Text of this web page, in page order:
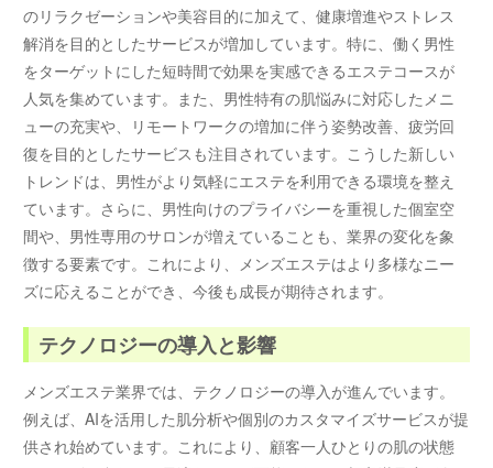
のリラクゼーションや美容目的に加えて、健康増進やストレス
解消を目的としたサービスが増加しています。特に、働く男性
をターゲットにした短時間で効果を実感できるエステコースが
人気を集めています。また、男性特有の肌悩みに対応したメニ
ューの充実や、リモートワークの増加に伴う姿勢改善、疲労回
復を目的としたサービスも注目されています。こうした新しい
トレンドは、男性がより気軽にエステを利用できる環境を整え
ています。さらに、男性向けのプライバシーを重視した個室空
間や、男性専用のサロンが増えていることも、業界の変化を象
徴する要素です。これにより、メンズエステはより多様なニー
ズに応えることができ、今後も成長が期待されます。
テクノロジーの導入と影響
メンズエステ業界では、テクノロジーの導入が進んでいます。
例えば、AIを活用した肌分析や個別のカスタマイズサービスが提
供され始めています。これにより、顧客一人ひとりの肌の状態